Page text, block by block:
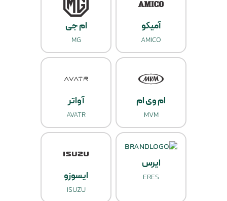
آمیکو
AMICO
ام جی
MG
ام وی ام
MVM
آواتر
AVATR
ایرس
ERES ایسوزو
ISUZU